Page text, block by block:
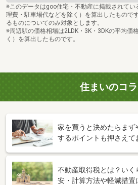
※このデータはgoo住宅・不動産に掲載されて
理費・駐車場代などを除く）を算出したもので
るものについてのみ対象とします。
※周辺駅の価格相場は2LDK・3K・3DKの平均価
く）を算出したものです。
住まいのコ
家を買うと決めたらま
するポイントも押さえて
不動産取得税とは？いく
安・計算方法や軽減措置